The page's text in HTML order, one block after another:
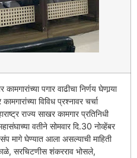
पगार वाढीचा निर्णय घेणार्‍या
विविध प्रश्‍नावर चर्चा
राज्य साखर कामगार प्रतिनिधी
वतीने सोमवार दि.30 नोव्हेंबर
मागे घेण्यात आला असल्याची माहिती
सरचिटणीस शंकरराव भोसले,